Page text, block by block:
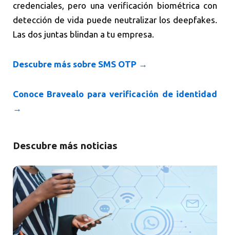
credenciales, pero una verificación biométrica con
detección de vida puede neutralizar los deepfakes.
Las dos juntas blindan a tu empresa.
Descubre más sobre SMS OTP →
Conoce Bravealo para verificación de identidad
→
Descubre más noticias